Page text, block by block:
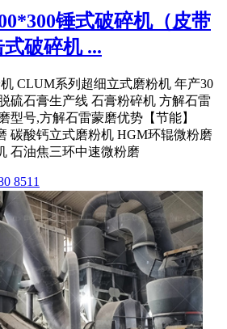
锤式破碎机（皮带
破碎机 ...
CLUM系列超细立式磨粉机 年产30
硫石膏生产线 石膏粉碎机 方解石雷
型号,方解石雷蒙磨优势【节能】
碳酸钙立式磨粉机 HGM环辊微粉磨
石油焦三环中速微粉磨
8511